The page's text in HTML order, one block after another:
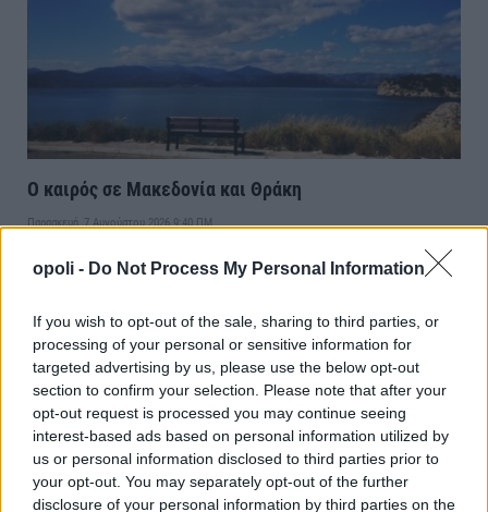
opoli - Do Not Process My Personal Information
If you wish to opt-out of the sale, sharing to third parties, or
processing of your personal or sensitive information for
targeted advertising by us, please use the below opt-out
section to confirm your selection. Please note that after your
opt-out request is processed you may continue seeing
interest-based ads based on personal information utilized by
us or personal information disclosed to third parties prior to
your opt-out. You may separately opt-out of the further
disclosure of your personal information by third parties on the
Ο καιρός σε Μακεδονία και Θράκη
Παρασκευή, 7 Αυγούστου 2026 9:40 ΠΜ